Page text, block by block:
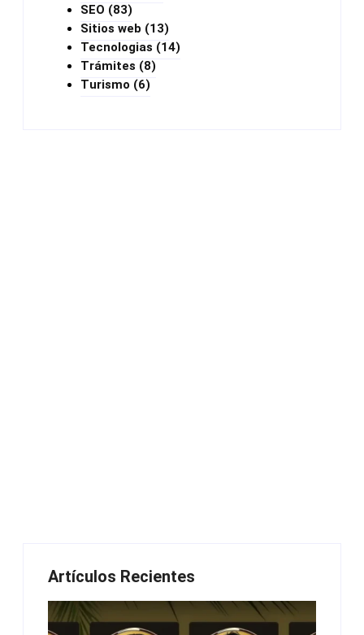
SEO (83)
Sitios web (13)
Tecnologias (14)
Trámites (8)
Turismo (6)
Artículos Recientes